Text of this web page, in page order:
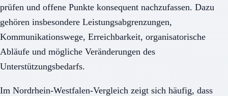
prüfen und offene Punkte konsequent nachzufassen. Dazu
gehören insbesondere Leistungsabgrenzungen,
Kommunikationswege, Erreichbarkeit, organisatorische
Abläufe und mögliche Veränderungen des
Unterstützungsbedarfs.
Im Nordrhein-Westfalen-Vergleich zeigt sich häufig, dass